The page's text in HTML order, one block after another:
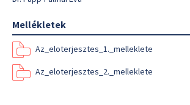
Mellékletek
Az_eloterjesztes_1._melleklete
Az_eloterjesztes_2._melleklete